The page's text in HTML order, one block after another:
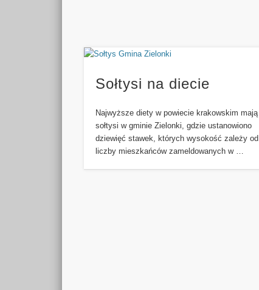
Sołtysi na diecie
Najwyższe diety w powiecie krakowskim mają
sołtysi w gminie Zielonki, gdzie ustanowiono
dziewięć stawek, których wysokość zależy od
liczby mieszkańców zameldowanych w …